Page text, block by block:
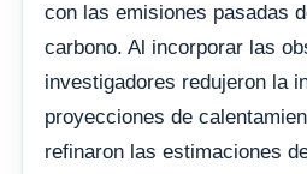
con las emisiones pasadas
carbono. Al incorporar las
investigadores redujeron la
proyecciones de
refinaron las estimaciones